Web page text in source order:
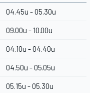
04.45u - 05.30u
09.00u - 10.00u
04.10u - 04.40u
04.50u - 05.05u
05.15u - 05.30u